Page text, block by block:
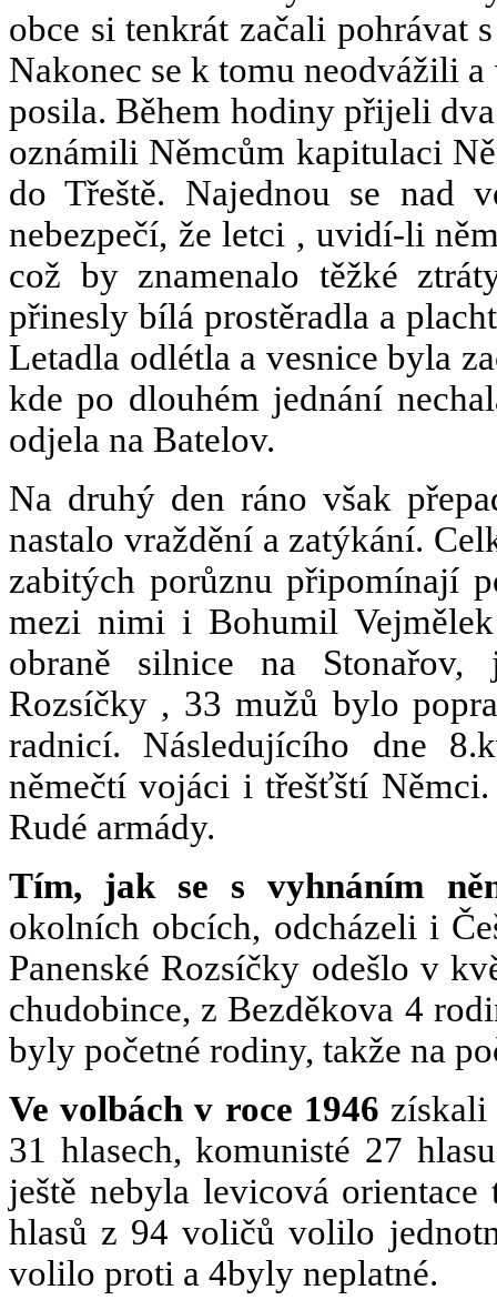
obce si tenkrát začali pohrávat
Nakonec se k tomu neodvážili
posila. Během hodiny přijeli
oznámili Němcům kapitulaci
do Třeště. Najednou se nad
nebezpečí, že letci , uvidí-li
což by znamenalo těžké
přinesly bílá prostěradla a
Letadla odlétla a vesnice byla
kde po dlouhém jednání
odjela na Batelov.
Na druhý den ráno však
nastalo vraždění a zatýkání.
zabitých porůznu připomínají
mezi nimi i Bohumil
obraně silnice na Stonařov,
Rozsíčky , 33 mužů bylo
radnicí. Následujícího dne
němečtí vojáci i třešťští
Rudé armády.
Tím, jak se s vyhnáním
okolních obcích, odcházeli i
Panenské Rozsíčky odešlo v
chudobince, z Bezděkova 4
byly početné rodiny, takže na
Ve volbách v roce 1946
31 hlasech, komunisté 27
ještě nebyla levicová
hlasů z 94 voličů volilo
volilo proti a 4byly neplatné.